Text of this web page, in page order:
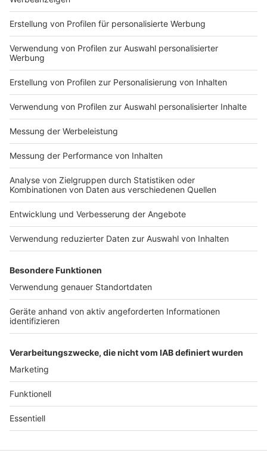
Markiere sie hierfür mit einem
Impressum
Nutzungsbedingungen
Jobs
Presse
Werben
Archiv
ANTENNE BAYERN GROUP
Stiftung ANTENNE BAYERN
hilft
Teilnahmebedingungen
Grounding Page ANTENNE
BAYERN
Kontakt
Studio-Hotline
Verkehrs-Hotline
Datenschutz­erklärung
Newsletter